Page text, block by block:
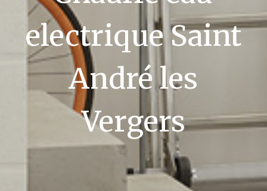
electrique Saint
André les
Vergers